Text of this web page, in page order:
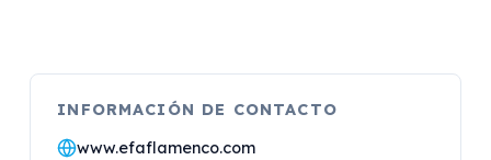
INFORMACIÓN DE CONTACTO
www.efaflamenco.com